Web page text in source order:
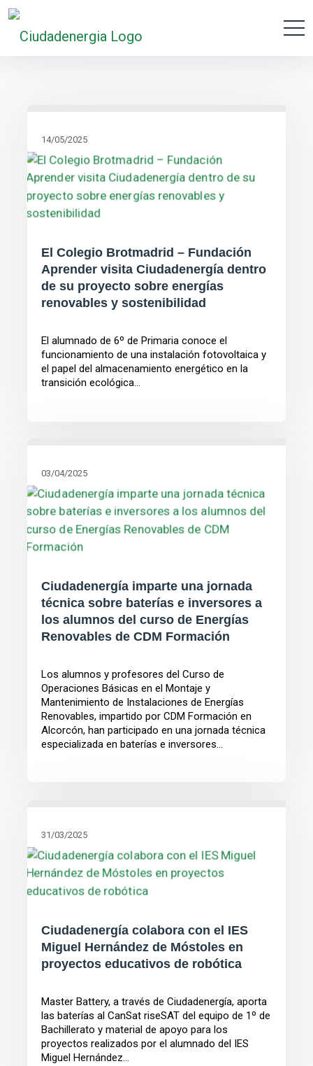
14/05/2025
El Colegio Brotmadrid – Fundación
Aprender visita Ciudadenergía dentro
de su proyecto sobre energías
renovables y sostenibilidad
El alumnado de 6º de Primaria conoce el
funcionamiento de una instalación fotovoltaica y
el papel del almacenamiento energético en la
transición ecológica...
03/04/2025
Ciudadenergía imparte una jornada
técnica sobre baterías e inversores a
los alumnos del curso de Energías
Renovables de CDM Formación
Los alumnos y profesores del Curso de
Operaciones Básicas en el Montaje y
Mantenimiento de Instalaciones de Energías
Renovables, impartido por CDM Formación en
Alcorcón, han participado en una jornada técnica
especializada en baterías e inversores...
31/03/2025
Ciudadenergía colabora con el IES
Miguel Hernández de Móstoles en
proyectos educativos de robótica
Master Battery, a través de Ciudadenergía, aporta
las baterías al CanSat riseSAT del equipo de 1º de
Bachillerato y material de apoyo para los
proyectos realizados por el alumnado del IES
Miguel Hernández...